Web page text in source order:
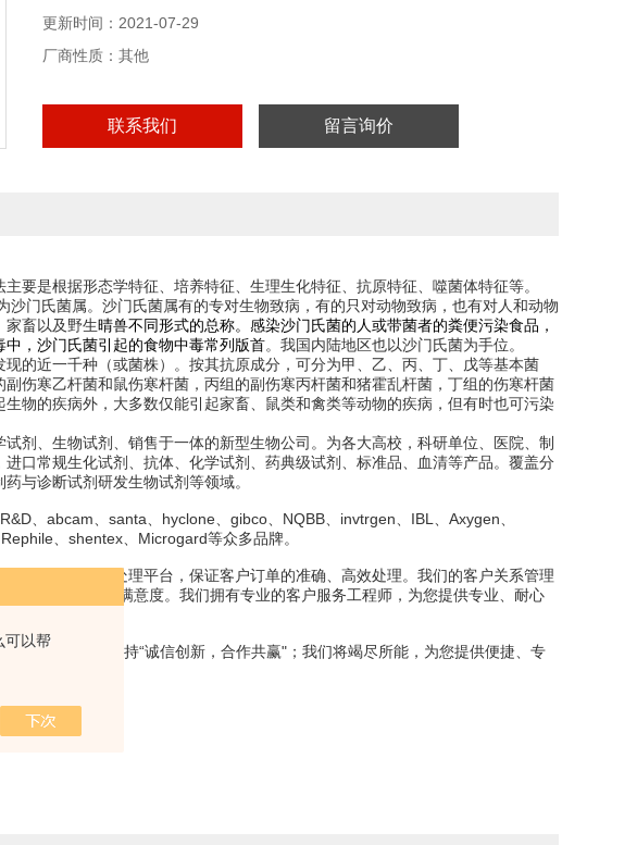
可以帮
更新时间：2021-07-29
厂商性质：其他
联系我们 留言询价
要是根据形态学特征、培养特征、生理生化特征、抗原特征、噬菌体特征等。
沙门氏菌属。沙门氏菌属有的专对生物致病，有的只对动物致病，也有对人和动物
家畜以及野生晴兽不同形式的总称。感染沙门氏菌的人或带菌者的粪便污染食品，
中，沙门氏菌引起的食物中毒常列版首。我国内陆地区也以沙门氏菌为手位。
现的近一千种（或菌株）。按其抗原成分，可分为甲、乙、丙、丁、戊等基本菌
副伤寒乙杆菌和鼠伤寒杆菌 ，丙组的副伤寒丙杆菌和猪霍乱杆菌，丁组的伤寒杆菌
生物的疾病外，大多数仅能引起家畜 鼠类和禽类等动物的疾病，但有时也可污染
剂、生物试剂、销售于一体的新型生物公司。为各大高校，科研单位、医院、制
口常规生化试剂、抗体、化学试剂、药典级试剂、标准品、血清等产品。覆盖分
与诊断试剂研发生物试剂等领域。
、abcam、santa、hyclone、gibco、NQBB、invtrgen、IBL、Axygen、
、shentex、Microgard等众多品牌。
部供应链信息处理平台，保证客户订单的准确、高效处理。我们的客户关系管理
注客户体验及满意度。我们拥有专业的客户服务工程师，为您提供专业、耐心
奉“客户“我们坚持“诚信创新，合作共赢"；我们将竭尽所能，为您提供便捷、专